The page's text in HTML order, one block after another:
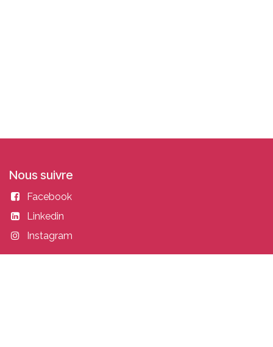
Nous suivre
Facebook
Linkedin
Instagram